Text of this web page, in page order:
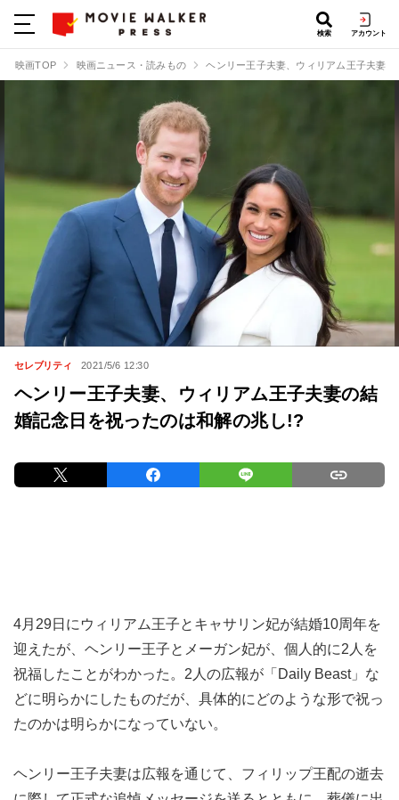
検索 アカウント
映画TOP 映画ニュース・読みもの ヘンリー王子夫妻、ウィリアム王子夫妻
セレブリティ 2021/5/6 12:30
ヘンリー王子夫妻、ウィリアム王子夫妻の結
婚記念日を祝ったのは和解の兆し!?
4月29日にウィリアム王子とキャサリン妃が結婚10周年を
迎えたが、ヘンリー王子とメーガン妃が、個人的に2人を
祝福したことがわかった。2人の広報が「Daily Beast」な
どに明らかにしたものだが、具体的にどのような形で祝っ
たのかは明らかになっていない。
ヘンリー王子夫妻は広報を通じて、フィリップ王配の逝去